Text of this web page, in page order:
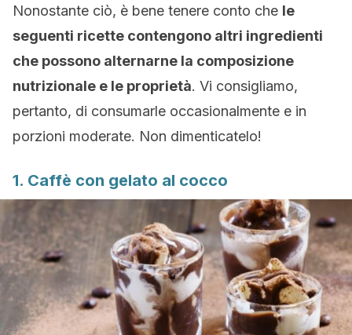
Nonostante ciò, è bene tenere conto che le
seguenti ricette contengono altri ingredienti
che possono alternarne la composizione
nutrizionale e le proprietà. Vi consigliamo,
pertanto, di consumarle occasionalmente e in
porzioni moderate. Non dimenticatelo!
1. Caffè con gelato al cocco